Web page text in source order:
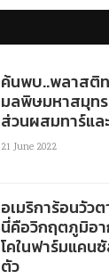
ค้นพบ..พลาสติ
มลพิษมหาสมุท
ส่วนผสมทาร์แล
21 June 2022
อเมริการ้อนวัว
นี่คือวิกฤตภูมิอ
โคในฟาร์มแคน
ตัว